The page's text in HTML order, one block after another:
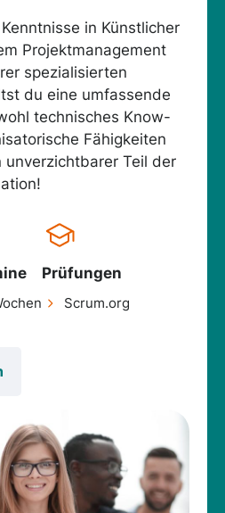
in Künstlicher
Projektmanagement
spezialisierten
du eine umfassende
technisches Know-
Fähigkeiten
unverzichtbarer Teil der
Prüfungen
Scrum.org